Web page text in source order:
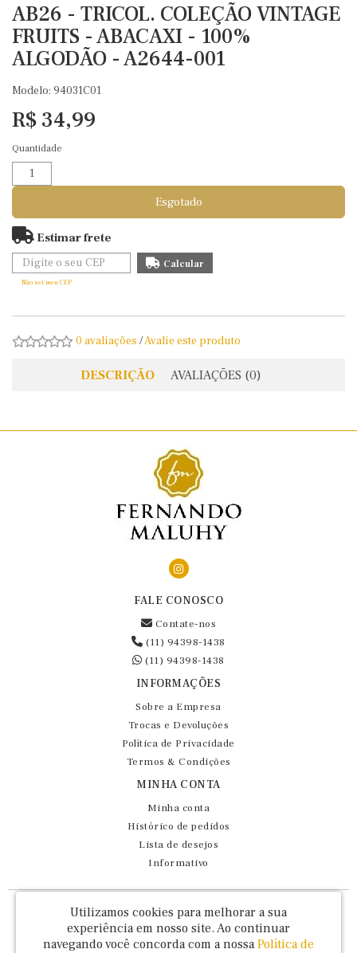
AB26 - TRICOL. COLEÇÃO VINTAGE
FRUITS - ABACAXI - 100%
ALGODÃO - A2644-001
Modelo: 94031C01
R$ 34,99
Quantidade
Esgotado
Estimar frete
Não sei meu CEP
0 avaliações /Avalie este produto
DESCRIÇÃO AVALIAÇÕES (0)
FALE CONOSCO
Contate-nos
(11) 94398-1438
(11) 94398-1438
INFORMAÇÕES
Sobre a Empresa
Trocas e Devoluções
Política de Privacidade
Termos & Condições
MINHA CONTA
Minha conta
Histórico de pedidos
Lista de desejos
Informativo
Fernando Maluhy Cia Ltda - CNPJ: 60.458.825/0001-86
Rua Dr Euclydes da Cunha, 47 - Brás - São Paulo / SP - CEP 03016-030
Utilizamos cookies para melhorar a sua
experiência em nosso site. Ao continuar
navegando você concorda com a nossa Política de